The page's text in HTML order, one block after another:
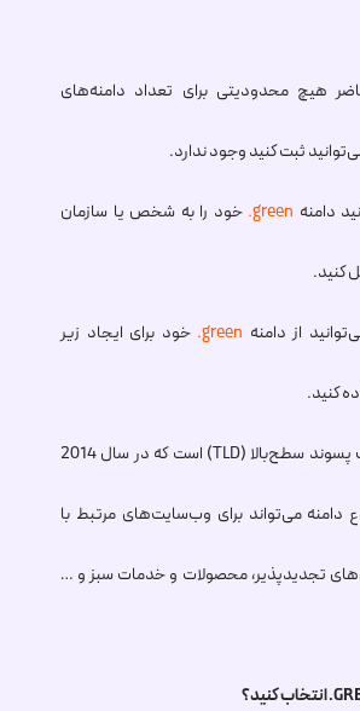
هیچ محدودیتی برای تعداد دامنه‌های
ثبت کنید وجود ندارد.
دامنه .green خود را به شخص یا سازمان
کنید.
از دامنه .green خود برای ایجاد زیر
کنید.
یک پسوند سطح‌بالا (TLD) است که در سال 2014
دامنه می‌تواند برای وب‌سایت‌های مرتبط با
تجدیدپذیر، محصولات و خدمات سبز و …
انتخاب کنید؟